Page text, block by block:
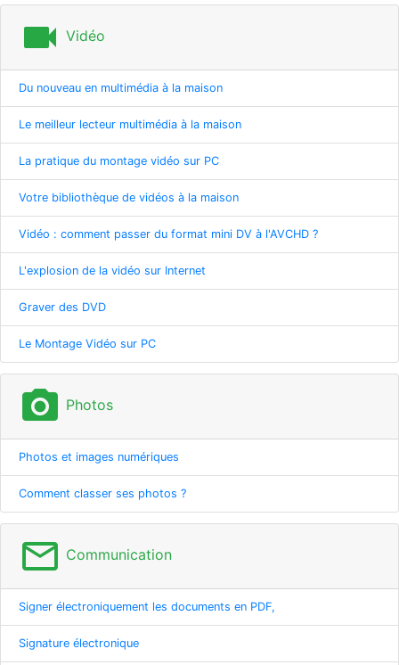
videocam Vidéo
Du nouveau en multimédia à la maison
Le meilleur lecteur multimédia à la maison
La pratique du montage vidéo sur PC
Votre bibliothèque de vidéos à la maison
Vidéo : comment passer du format mini DV à l'AVCHD ?
L'explosion de la vidéo sur Internet
Graver des DVD
Le Montage Vidéo sur PC
photo_camera Photos
Photos et images numériques
Comment classer ses photos ?
mail_outline Communication
Signer électroniquement les documents en PDF,
Signature électronique